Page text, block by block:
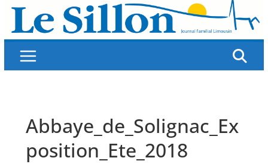
Splendeurs murales de nos églises
Abonnez-vous ! Réabonnez-vous !
Abbaye_de_Solignac_Ex
position_Ete_2018